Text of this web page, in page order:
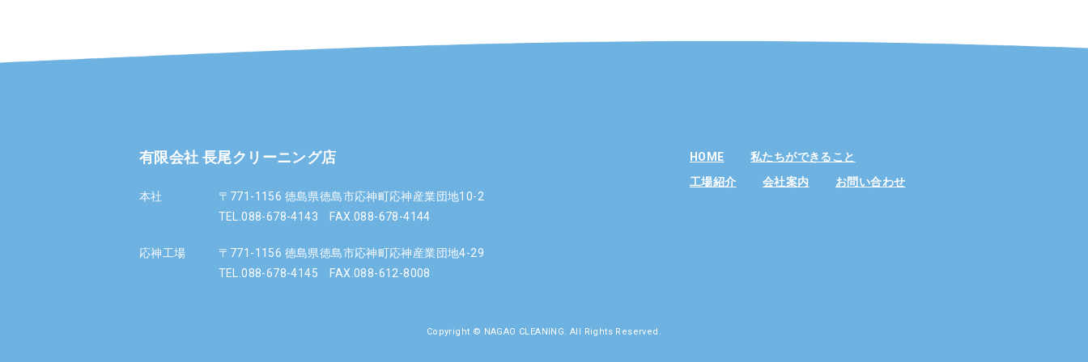
HOME
私たちができること
工場紹介
会社案内 お問い合わせ
有限会社 長尾クリーニング店
本社
〒771-1156 徳島県徳島市応神町応神産業団地10-2
TEL.088-678-4143 FAX.088-678-4144
応神工場
〒771-1156 徳島県徳島市応神町応神産業団地4-29
TEL.088-678-4145 FAX.088-612-8008
Copyright © NAGAO CLEANING. All Rights Reserved.